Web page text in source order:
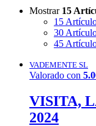
Mostrar 15
15
30
45
VADEMENTE SL
Valorado con
VISITA,
2024